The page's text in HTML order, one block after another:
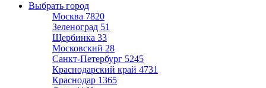
Выбрать город
Москва 7820
Зеленоград 51
Щербинка 33
Московский 28
Санкт-Петербург 5245
Краснодарский край 4731
Краснодар 1365